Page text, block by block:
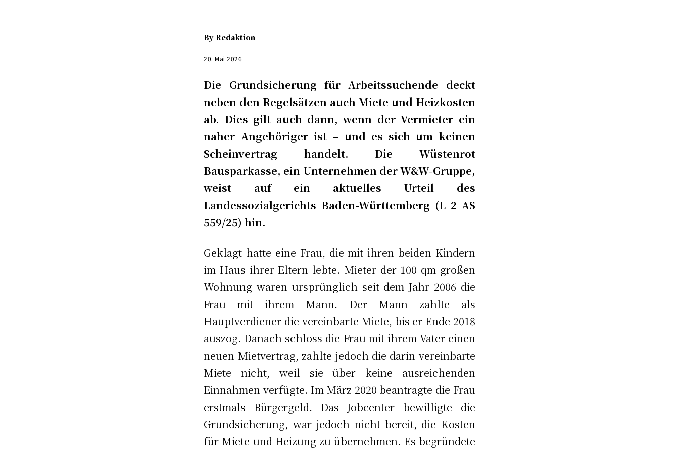
By Redaktion
20. Mai 2026
Die Grundsicherung für Arbeitssuchende deckt
neben den Regelsätzen auch Miete und Heizkosten
ab. Dies gilt auch dann, wenn der Vermieter ein
naher Angehöriger ist – und es sich um keinen
Scheinvertrag handelt. Die Wüstenrot
Bausparkasse, ein Unternehmen der W&W-Gruppe,
weist auf ein aktuelles Urteil des
Landessozialgerichts Baden-Württemberg (L 2 AS
559/25) hin.
Geklagt hatte eine Frau, die mit ihren beiden Kindern
im Haus ihrer Eltern lebte. Mieter der 100 qm großen
Wohnung waren ursprünglich seit dem Jahr 2006 die
Frau mit ihrem Mann. Der Mann zahlte als
Hauptverdiener die vereinbarte Miete, bis er Ende 2018
auszog. Danach schloss die Frau mit ihrem Vater einen
neuen Mietvertrag, zahlte jedoch die darin vereinbarte
Miete nicht, weil sie über keine ausreichenden
Einnahmen verfügte. Im März 2020 beantragte die Frau
erstmals Bürgergeld. Das Jobcenter bewilligte die
Grundsicherung, war jedoch nicht bereit, die Kosten
für Miete und Heizung zu übernehmen. Es begründete